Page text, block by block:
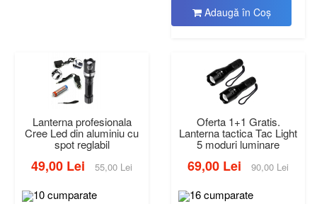
Adaugă în Coş
Lanterna profesionala
Cree Led din aluminiu cu
spot reglabil
49,00 Lei 55,00 Lei
10 cumparate
Oferta 1+1 Gratis.
Lanterna tactica Tac Light
5 moduri luminare
69,00 Lei 90,00 Lei
16 cumparate